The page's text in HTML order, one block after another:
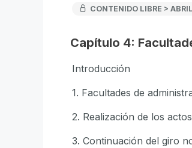
CONTENIDO LIBRE >
Capítulo 4:
Introducción
1. Facultades de
2. Realización de los
3. Continuación del giro